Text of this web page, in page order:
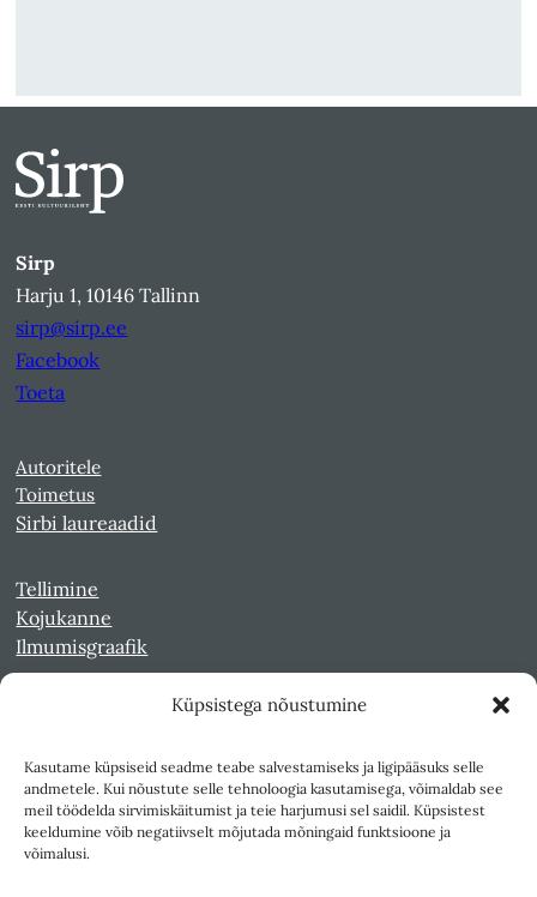
Küpsistega nõustumine
Kasutame küpsiseid seadme teabe salvestamiseks ja ligipääsuks selle
andmetele. Kui nõustute selle tehnoloogia kasutamisega, võimaldab see
meil töödelda sirvimiskäitumist ja teie harjumusi sel saidil. Küpsistest
keeldumine võib negatiivselt mõjutada mõningaid funktsioone ja
võimalusi.
Sirp
Harju 1, 10146 Tallinn
sirp@sirp.ee
Facebook
Toeta
Autoritele
Toimetus
Sirbi laureaadid
Tellimine
Kojukanne
Ilmumisgraafik
Kultuurileht 1994-1997
Reede 1989-1990
Sirp ja Vasar 1940-1989